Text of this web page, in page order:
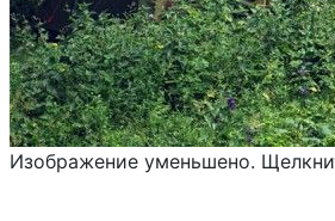
Изображение уменьшено.